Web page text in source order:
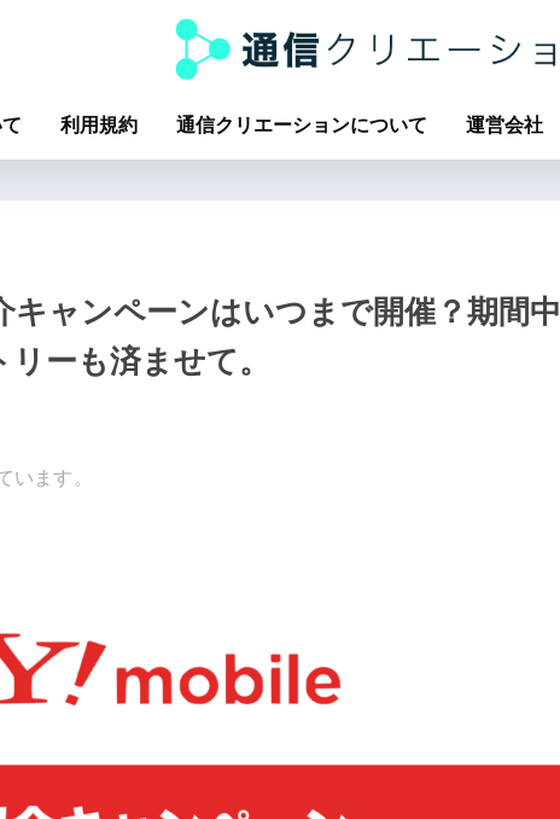
利用規約 通信クリエーションについて 運営会社
キャンペーンはいつまで開催？期間中
ーも済ませて。
います。